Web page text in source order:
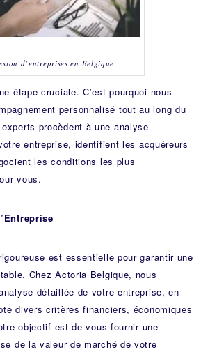
d’entreprises en Belgique
étape cruciale. C’est pourquoi nous
personnalisé tout au long du
procèdent à une analyse
entreprise, identifient les acquéreurs
les conditions les plus
vous.
est essentielle pour garantir une
Chez Actoria Belgique, nous
détaillée de votre entreprise, en
divers critères financiers, économiques
objectif est de vous fournir une
de la valeur de marché de votre